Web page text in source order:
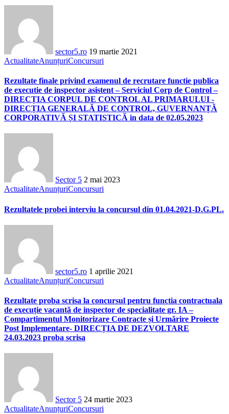
sector5.ro 19 martie 2021
ActualitateAnunțuriConcursuri
Rezultate finale privind examenul de recrutare functie publica
de executie de inspector asistent – Serviciul Corp de Control –
DIRECȚIA CORPUL DE CONTROL AL PRIMARULUI -
DIRECȚIA GENERALĂ DE CONTROL, GUVERNANȚĂ
CORPORATIVĂ ȘI STATISTICĂ in data de 02.05.2023
Sector 5 2 mai 2023
ActualitateAnunțuriConcursuri
Rezultatele probei interviu la concursul din 01.04.2021-D.G.PL.
sector5.ro 1 aprilie 2021
ActualitateAnunțuriConcursuri
Rezultate proba scrisa la concursul pentru functia contractuala
de execuție vacantă de inspector de specialitate gr. IA –
Compartimentul Monitorizare Contracte și Urmărire Proiecte
Post Implementare- DIRECȚIA DE DEZVOLTARE
24.03.2023 proba scrisa
Sector 5 24 martie 2023
ActualitateAnunțuriConcursuri